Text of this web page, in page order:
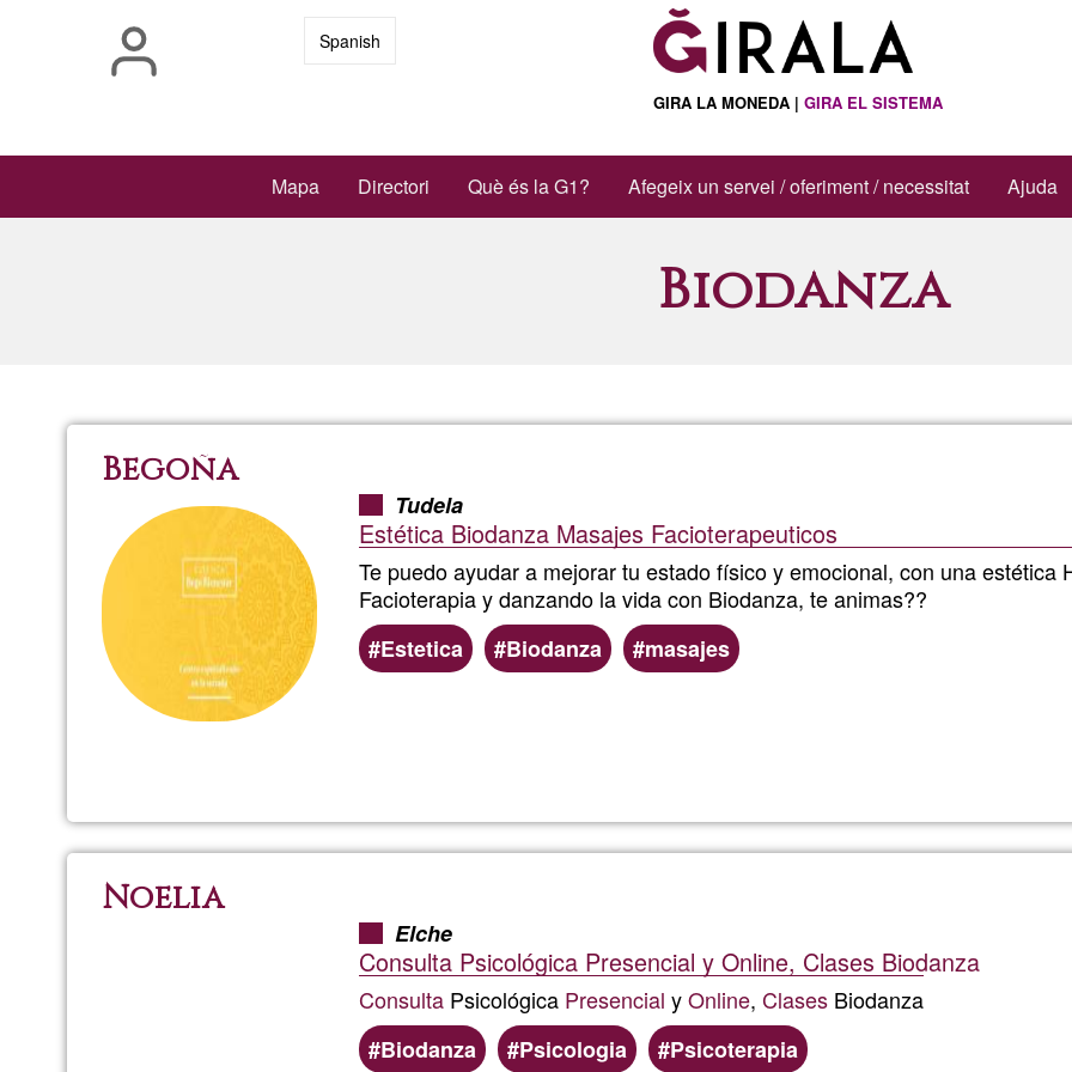
Spanish
GIRA LA MONEDA |GIRA EL SISTEMA
Mapa Directori Què és la G1? Afegeix un servei / oferiment / necessitat Ajuda
Biodanza
Begoña
Tudela
Estética Biodanza Masajes Facioterapeuticos
Te puedo ayudar a mejorar tu estado físico y emocional, con una estética
Facioterapia y danzando la vida con Biodanza, te animas??
Estetica
Biodanza masajes
Noelia
Elche
Consulta Psicológica Presencial y Online, Clases Biodanza
Consulta Psicológica Presencial yOnline, Clases Biodanza
Biodanza
Psicologia Psicoterapia